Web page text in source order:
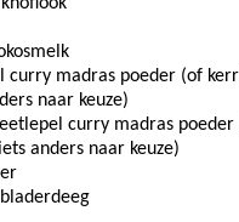
curry madras poeder (of
naar keuze)
curry madras poeder
anders naar keuze)